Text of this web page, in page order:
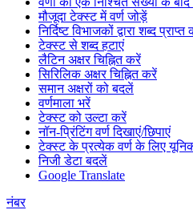
मौजूदा टेक्स्ट में वर्ण जोड़ें
निर्दिष्ट विभाजकों द्वारा शब्द प्राप्त
टेक्स्ट से शब्द हटाएं
लैटिन अक्षर चिह्नित करें
सिरिलिक अक्षर चिह्नित करें
समान अक्षरों को बदलें
वर्णमाला भरें
टेक्स्ट को उल्टा करें
नॉन-प्रिंटिंग वर्ण दिखाएं/छिपाएं
टेक्स्ट के प्रत्येक वर्ण के लिए
निजी डेटा बदलें
Google Translate
नंबर